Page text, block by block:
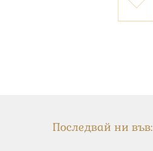
Последвай ни във: